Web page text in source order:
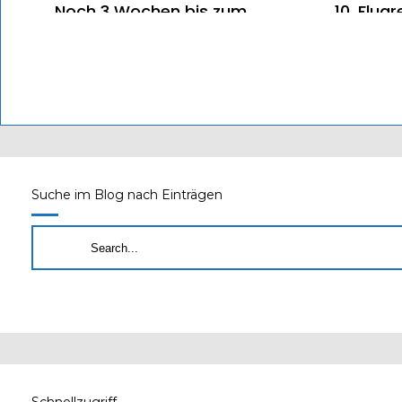
Noch 3 Wochen bis zum 10.
Suche im Blog nach Einträgen